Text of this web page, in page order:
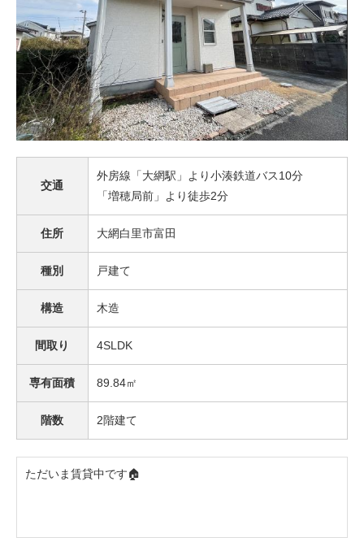
交通
外房線「大網駅」より小湊鉄道バス10分
「増穂局前」より徒歩2分
住所 大網白里市富田
種別 戸建て
構造 木造
間取り 4SLDK
専有面積 89.84㎡
階数 2階建て
ただいま賃貸中です🏠